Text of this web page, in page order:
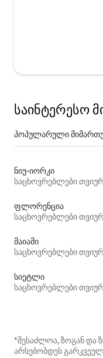
საინტერესო
პოპულარული
ნიუ-იორკი
საცხოვრებლები
ფლორენცია
საცხოვრებლები
მაიამი
საცხოვრებლები
სიეტლი
საცხოვრებლები
*შესაძლოა, ზოგან და
არსებობდეს